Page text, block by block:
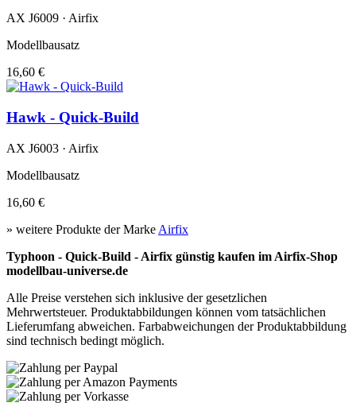
AX J6009 · Airfix
Modellbausatz
16,60 €
Hawk - Quick-Build
AX J6003 · Airfix
Modellbausatz
16,60 €
» weitere Produkte der Marke Airfix
Typhoon - Quick-Build - Airfix günstig kaufen im Airfix-Shop
modellbau-universe.de
Alle Preise verstehen sich inklusive der gesetzlichen
Mehrwertsteuer. Produktabbildungen können vom tatsächlichen
Lieferumfang abweichen. Farbabweichungen der Produktabbildung
sind technisch bedingt möglich.